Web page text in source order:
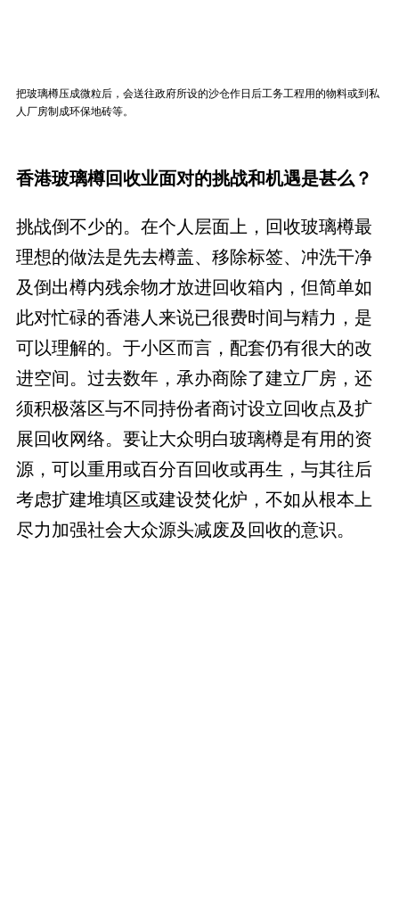
把玻璃樽压成微粒后，会送往政府所设的沙仓作日后工务工程用的物料或到私
人厂房制成环保地砖等。
香港玻璃樽回收业面对的挑战和机遇是甚么？
挑战倒不少的。在个人层面上，回收玻璃樽最
理想的做法是先去樽盖、移除标签、冲洗干净
及倒出樽内残余物才放进回收箱内，但简单如
此对忙碌的香港人来说已很费时间与精力，是
可以理解的。于小区而言，配套仍有很大的改
进空间。过去数年，承办商除了建立厂房，还
须积极落区与不同持份者商讨设立回收点及扩
展回收网络。要让大众明白玻璃樽是有用的资
源，可以重用或百分百回收或再生，与其往后
考虑扩建堆填区或建设焚化炉，不如从根本上
尽力加强社会大众源头减废及回收的意识。